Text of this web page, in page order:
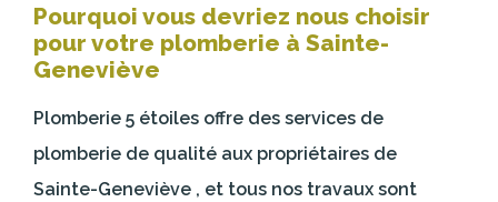
Pourquoi vous devriez nous choisir
pour votre plomberie à Sainte-
Geneviève
Plomberie 5 étoiles offre des services de
plomberie de qualité aux propriétaires de
Sainte-Geneviève , et tous nos travaux sont